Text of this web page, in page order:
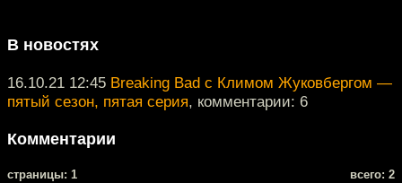
В новостях
16.10.21 12:45 Breaking Bad с Климом Жуковбергом —
пятый сезон, пятая серия, комментарии: 6
Комментарии
cтраницы: 1 всего: 2